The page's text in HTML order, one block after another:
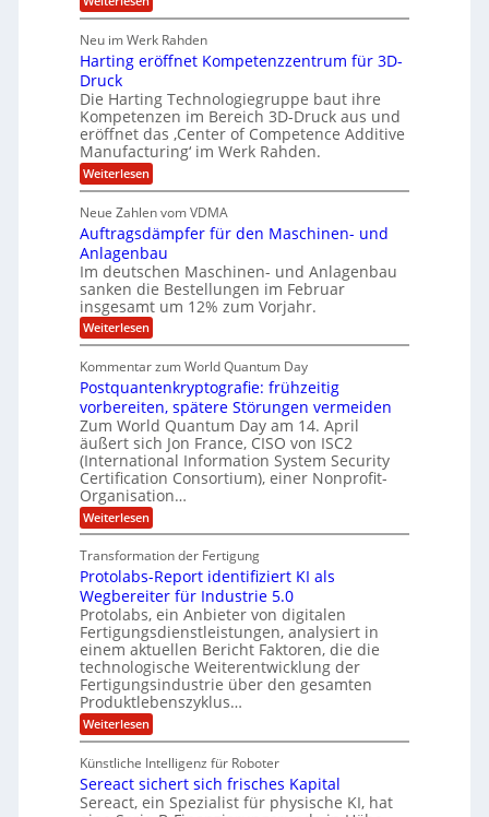
e
l
t
6
5
M
i
l
l
i
o
n
e
n
U
S
-
D
o
l
l
a
r
e
s
E
g
i
n
e
e
r
i
n
g
f
ü
r
M
E
A
u
n
d
L
a
t
e
i
n
a
m
e
r
i
k
a
a
r
i
n
V
r
s
i
o
n
3
.
2
u
p
ü
b
e
n
i
m
m
t
A
p
s
l
u
t
T
o
m
S
a
u
e
r
e
s
i
g
w
i
r
d
C
h
i
e
f
C
u
s
t
o
m
e
r
O
ff
i
c
e
r
Neu im Werk Rahden
Harting eröffnet Kompetenzzentrum für 3D-
Druck
Die Harting Technologiegruppe baut ihre
Kompetenzen im Bereich 3D-Druck aus und
eröffnet das ‚Center of Competence Additive
Manufacturing‘ im Werk Rahden.
Weiterlesen:
H
r
t
i
n
g
e
r
ö
f
n
e
t
K
o
m
p
e
t
e
n
z
z
n
t
r
u
m
f
ü
r
3
D
-
r
u
c
Neue Zahlen vom VDMA
Auftragsdämpfer für den Maschinen- und
Anlagenbau
Im deutschen Maschinen- und Anlagenbau
sanken die Bestellungen im Februar
insgesamt um 12% zum Vorjahr.
Weiterlesen:
A
f
t
r
a
g
s
d
ä
m
p
f
e
r
ü
r
d
e
n
M
a
s
c
h
i
n
e
n
-
Kommentar zum World Quantum Day
Postquantenkryptografie: frühzeitig
vorbereiten, spätere Störungen vermeiden
Zum World Quantum Day am 14. April
äußert sich Jon France, CISO von ISC2
(International Information System Security
Certification Consortium), einer Nonprofit-
Organisation…
Weiterlesen:
P
s
t
q
u
a
n
t
e
n
k
r
y
p
t
o
g
r
Transformation der Fertigung
Protolabs-Report identifiziert KI als
Wegbereiter für Industrie 5.0
Protolabs, ein Anbieter von digitalen
Fertigungsdienstleistungen, analysiert in
einem aktuellen Bericht Faktoren, die die
technologische Weiterentwicklung der
Fertigungsindustrie über den gesamten
Produktlebenszyklus…
Weiterlesen:
P
o
t
o
Künstliche Intelligenz für Roboter
Sereact sichert sich frisches Kapital
Sereact, ein Spezialist für physische KI, hat